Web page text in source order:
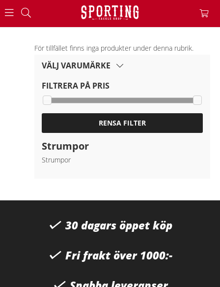
VÄLJ VARUMÄRKE
FILTRERA PÅ PRIS
RENSA FILTER
Strumpor
Strumpor
För tillfället finns inga produkter under denna rubrik.
30 dagars öppet köp
Fri frakt över 1000:-